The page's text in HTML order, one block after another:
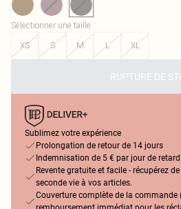
Sélectionner une taille:
XS
S M L XL
RUPTURE DE
Sublimez votre expérience
Prolongation de retour de 14 jours
Indemnisation de 5 € par jour de
Revente gratuite et facile - récupérez
seconde vie à vos articles.
Couverture complète de la commande